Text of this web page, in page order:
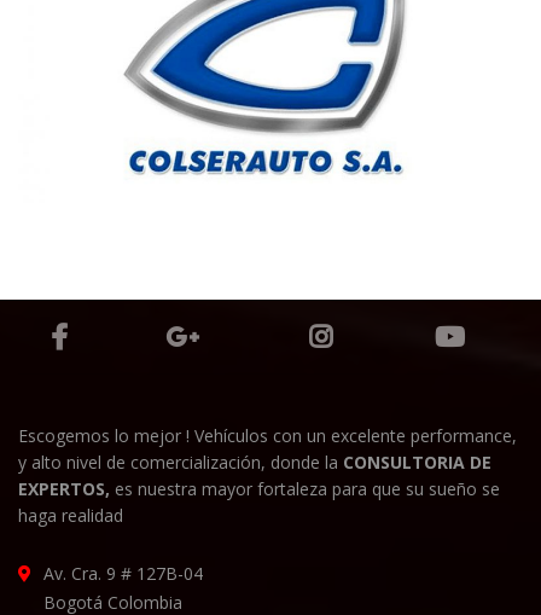
Escogemos lo mejor ! Vehículos con un excelente performance,
y alto nivel de comercialización, donde la CONSULTORIA DE
EXPERTOS, es nuestra mayor fortaleza para que su sueño se
haga realidad
Av. Cra. 9 # 127B-04
Bogotá Colombia